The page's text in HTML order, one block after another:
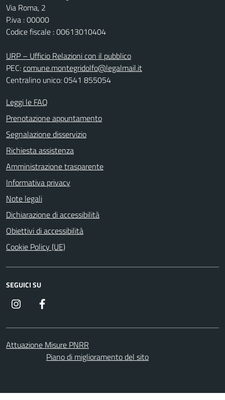
Via Roma, 2
P.iva : 00000
Codice fiscale : 00613010404
URP – Ufficio Relazioni con il pubblico
PEC:comune.montegridolfo@legalmail.it
Centralino unico: 0541 855054
Leggi le FAQ
Prenotazione appuntamento
Segnalazione disservizio
Richiesta assistenza
Amministrazione trasparente
Informativa privacy
Note legali
Dichiarazione di accessibilità
Obiettivi di accessibilità
Cookie Policy (UE)
SEGUICI SU
Instagram
Attuazione Misure PNRR
Piano di miglioramento del sito